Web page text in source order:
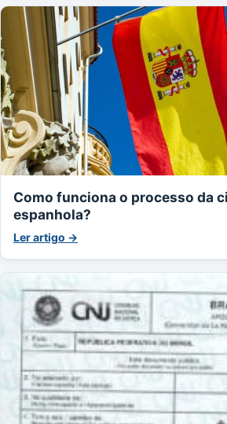
Como funciona o processo da
espanhola?
Ler artigo →